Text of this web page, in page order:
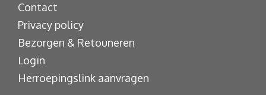
Contact
Privacy policy
Bezorgen & Retouneren
Login
Herroepingslink aanvragen